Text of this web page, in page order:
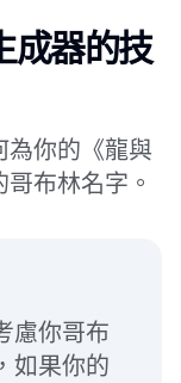
成器的技
為你的《龍與
布林名字。
慮你哥布
如果你的